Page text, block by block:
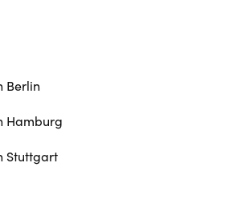
Berlin
Hamburg
Stuttgart